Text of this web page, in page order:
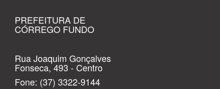
PREFEITURA DE
CÓRREGO FUNDO
Rua Joaquim Gonçalves
Fonseca, 493 - Centro
Fone: (37) 3322-9144